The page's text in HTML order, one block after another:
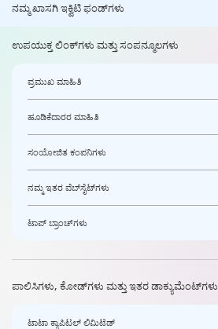
ನಮ್ಮ ಖಾಸಗಿ ಇಕ್ವಿಟಿ ಫಂಡ್‌ಗಳು
ಉಪಯುಕ್ತ ಲಿಂಕ್‌ಗಳು ಮತ್ತು ಸಂಪನ್ಮೂಲಗಳು
ಪ್ರಮುಖ ಮಾಹಿತಿ
ಹೂಡಿಕೆದಾರರ ಮಾಹಿತಿ
ಸಂಯೋಜಿತ ಕಂಪನಿಗಳು
ನಮ್ಮ ಇತರ ವೆಬ್‌ಸೈಟ್‌ಗಳು
ಟಾಪ್ ಬ್ರಾಂಚ್‌ಗಳು
ಪಾಲಿಸಿಗಳು, ಕೋಡ್‌ಗಳು ಮತ್ತು ಇತರ ಡಾಕ್ಯುಮೆಂಟ್‌ಗಳು
ಟಾಟಾ ಕ್ಯಾಪಿಟಲ್ ಲಿಮಿಟೆಡ್